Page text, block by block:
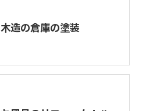
木造の倉庫の塗装